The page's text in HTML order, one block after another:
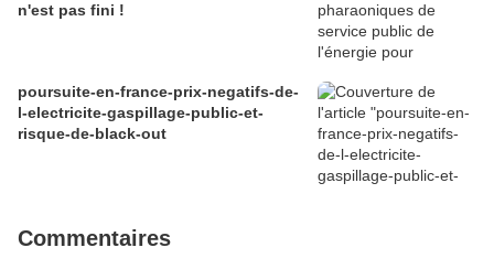
n'est pas fini !
poursuite-en-france-prix-negatifs-de-
l-electricite-gaspillage-public-et-
risque-de-black-out
Commentaires